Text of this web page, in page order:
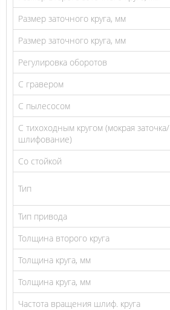
Размер заточного круга, мм
Размер заточного круга, мм
Регулировка оборотов
С гравером
С пылесосом
С тихоходным кругом (мокрая заточка/
шлифование)
Со стойкой
Тип
Тип привода
Толщина второго круга
Толщина круга, мм
Толщина круга, мм
Частота вращения шлиф. круга